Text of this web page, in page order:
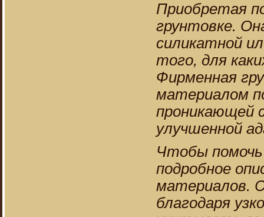
Приобретая
грунтовке.
силикатной
того, для
Фирменная
материалом
проникающей
улучшенной
Чтобы
подробное
материалов.
благодаря